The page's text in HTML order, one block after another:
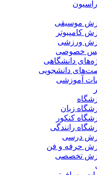
موسیقی
کامپیوتر
ورزشی
خصوصی
دانشگاهی
دانشجویی
آموزشی
زبان
کنکور
رانندگی
درسی
حرفه و فن
تخصصی